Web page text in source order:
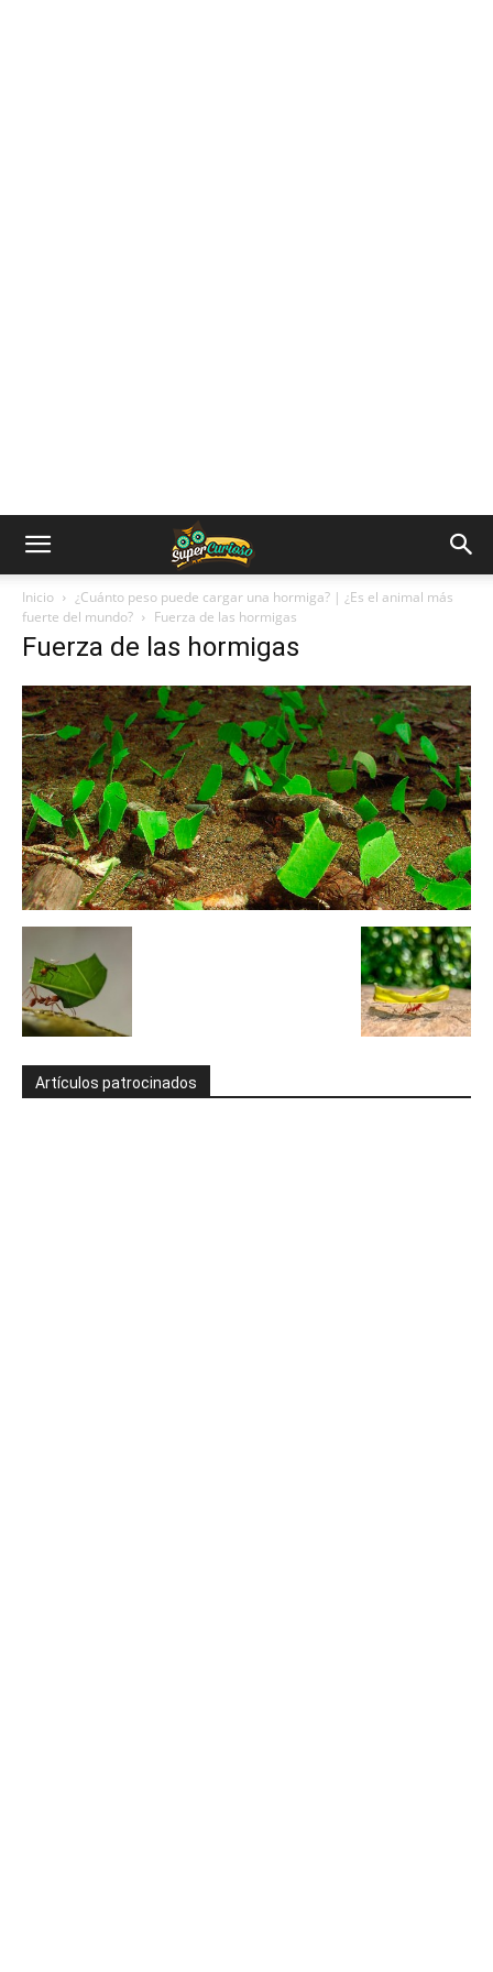
Inicio
¿Cuánto peso puede cargar una hormiga? | ¿Es el animal más
fuerte del mundo?
Fuerza de las hormigas
Fuerza de las hormigas
Artículos patrocinados